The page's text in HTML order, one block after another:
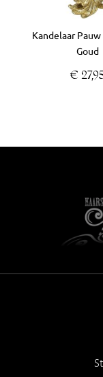
Kandelaar
Goud
€